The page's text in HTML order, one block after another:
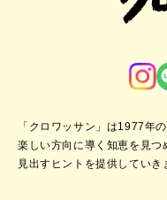
「クロワッサン」は1977年
楽しい方向に導く知恵を見つ
見出すヒントを提供していき